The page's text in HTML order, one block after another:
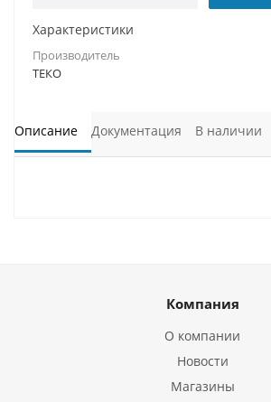
Характеристики
Производитель
ТЕКО
Описание Документация В наличии
Компания
О компании
Новости
Магазины